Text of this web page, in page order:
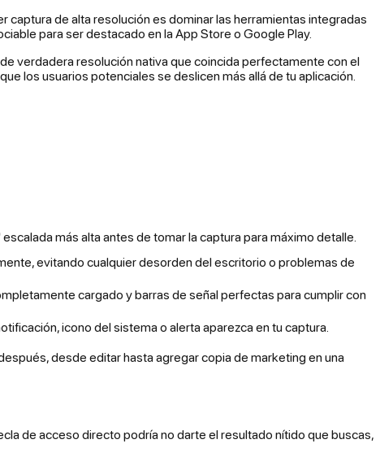
captura de alta resolución es dominar las herramientas integradas
para ser destacado en la App Store o Google Play.
verdadera resolución nativa que coincida perfectamente con el
los usuarios potenciales se deslicen más allá de tu aplicación.
más alta antes de tomar la captura para máximo detalle.
evitando cualquier desorden del escritorio o problemas de
cargado y barras de señal perfectas para cumplir con
icono del sistema o alerta aparezca en tu captura.
desde editar hasta agregar copia de marketing en una
de acceso directo podría no darte el resultado nítido que buscas,